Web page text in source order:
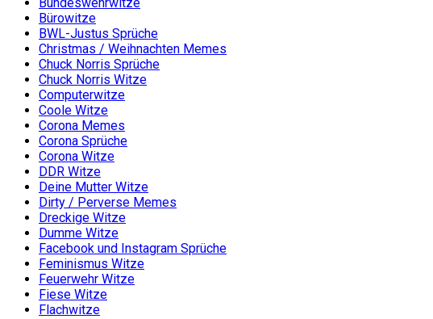
Bürowitze
BWL-Justus Sprüche
Christmas / Weihnachten Memes
Chuck Norris Sprüche
Chuck Norris Witze
Computerwitze
Coole Witze
Corona Memes
Corona Sprüche
Corona Witze
DDR Witze
Deine Mutter Witze
Dirty / Perverse Memes
Dreckige Witze
Dumme Witze
Facebook und Instagram Sprüche
Feminismus Witze
Feuerwehr Witze
Fiese Witze
Flachwitze